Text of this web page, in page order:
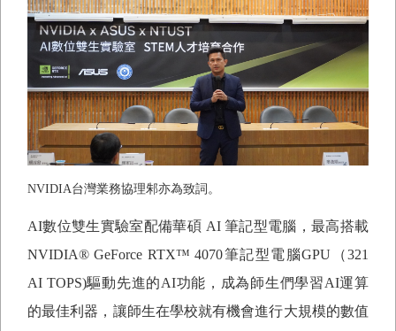
NVIDIA台灣業務協理邾亦為致詞。
AI數位雙生實驗室配備華碩 AI 筆記型電腦，最高搭載
NVIDIA® GeForce RTX™ 4070筆記型電腦GPU （321
AI TOPS)驅動先進的AI功能，成為師生們學習AI運算
的最佳利器，讓師生在學校就有機會進行大規模的數值